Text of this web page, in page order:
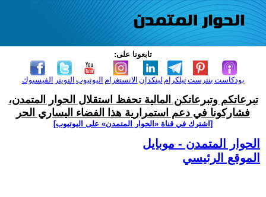
تابعونا على:
الفيسبوك التويتر اليوتيوب الانستغرام لينكدإن تيلكرامبنترست بودكاست
تبرعاتكم وتبرعاتكن المالية تحفظ استقلال الحوار المتمدن،
فشاركونا في دعم استمرارية هذا الفضاء اليساري الحر
[اشترك في قناة ‫«الحوار المتمدن» على اليوتيوب]
الحوار المتمدن - موبايل
الموقع الرئيسي